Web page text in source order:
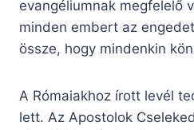
evangéliumnak megfelelő
minden embert az
össze, hogy mindenkin
A Rómaiakhoz írott levél
lett. Az Apostolok